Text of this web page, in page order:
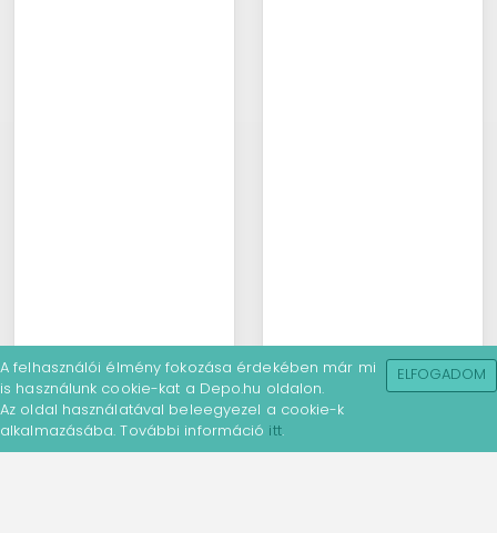
A felhasználói élmény fokozása érdekében már mi
is használunk cookie-kat a Depo.hu oldalon.
Az oldal használatával beleegyezel a cookie-k
alkalmazásába. További információ itt.
ELFOGADOM